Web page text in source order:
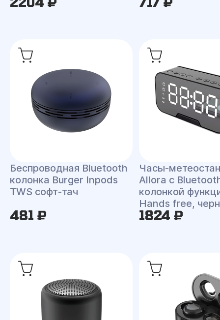
Беспроводная Bluetooth
колонка Burger Inpods
TWS софт-тач
481 ₽
Часы-
Allora с
колонкой
Hands free,
1824 ₽